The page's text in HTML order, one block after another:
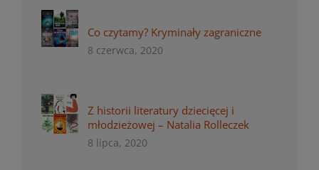
Co czytamy? Kryminały zagraniczne
8 czerwca, 2020
Z historii literatury dziecięcej i
młodzieżowej – Natalia Rolleczek
8 lipca, 2020